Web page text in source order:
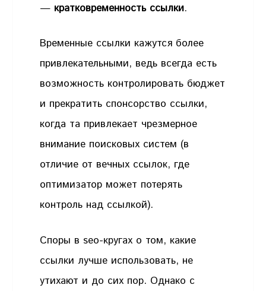
— кратковременность ссылки.
Временные ссылки кажутся более
привлекательными, ведь всегда есть
возможность контролировать бюджет
и прекратить спонсорство ссылки,
когда та привлекает чрезмерное
внимание поисковых систем (в
отличие от вечных ссылок, где
оптимизатор может потерять
контроль над ссылкой).
Споры в seo-кругах о том, какие
ссылки лучше использовать, не
утихают и до сих пор. Однако с